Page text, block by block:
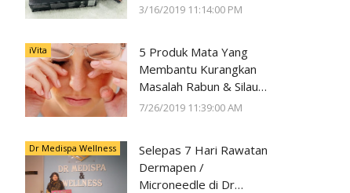
Jeragat dalam 2 Minggu
3/16/2019 11:14:00 PM
iVita
5 Produk Mata Yang
Membantu Kurangkan
Masalah Rabun & Silau
Serta Memelihara
7/26/2019 11:39:00 AM
Dr Medispa Wellness
Selepas 7 Hari Rawatan
Dermapen /
Microneedle di Dr